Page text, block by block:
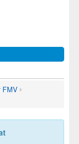
FMV